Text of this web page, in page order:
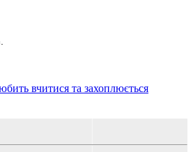
вчитися та захоплюється